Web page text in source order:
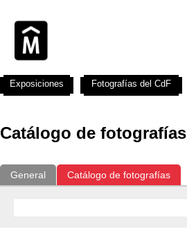
Catálogo de fotografías
General Catálogo de fotografías
Exposiciones Fotografías del CdF